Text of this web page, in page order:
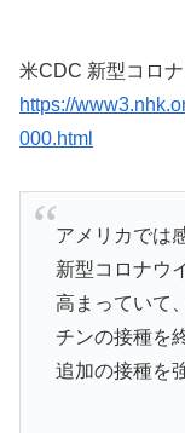
米CDC 新型コロ
https://
000.html
アメリカでは
新型コロナウ
高まっていて
チンの接種を
追加の接種を